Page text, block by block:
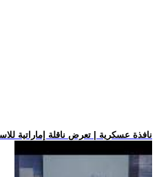
.. نافذة عسكرية | تعرض ناقلة إماراتية